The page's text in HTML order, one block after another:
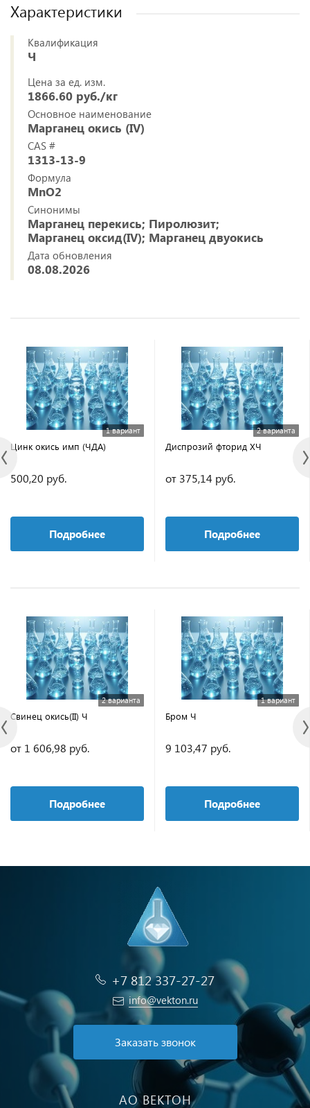
Характеристики
Квалификация
Ч
Цена за ед. изм.
1866.60 руб./кг
Основное наименование
Марганец окись (IV)
CAS #
1313-13-9
Формула
MnO2
Синонимы
Марганец перекись; Пиролюзит;
Марганец оксид(IV); Марганец двуокись
Дата обновления
08.08.2026
1 вариант
Цинк окись имп (ЧДА)
500,20 руб.
Подробнее
2 варианта
Диспрозий фторид ХЧ
от 375,14 руб.
Подробнее
2 варианта
Свинец окись(II) Ч
от 1 606,98 руб.
Подробнее
1 вариант
Бром Ч
9 103,47 руб.
Подробнее
+7 812 337-27-27
info@vekton.ru
Заказать звонок
АО ВЕКТОН